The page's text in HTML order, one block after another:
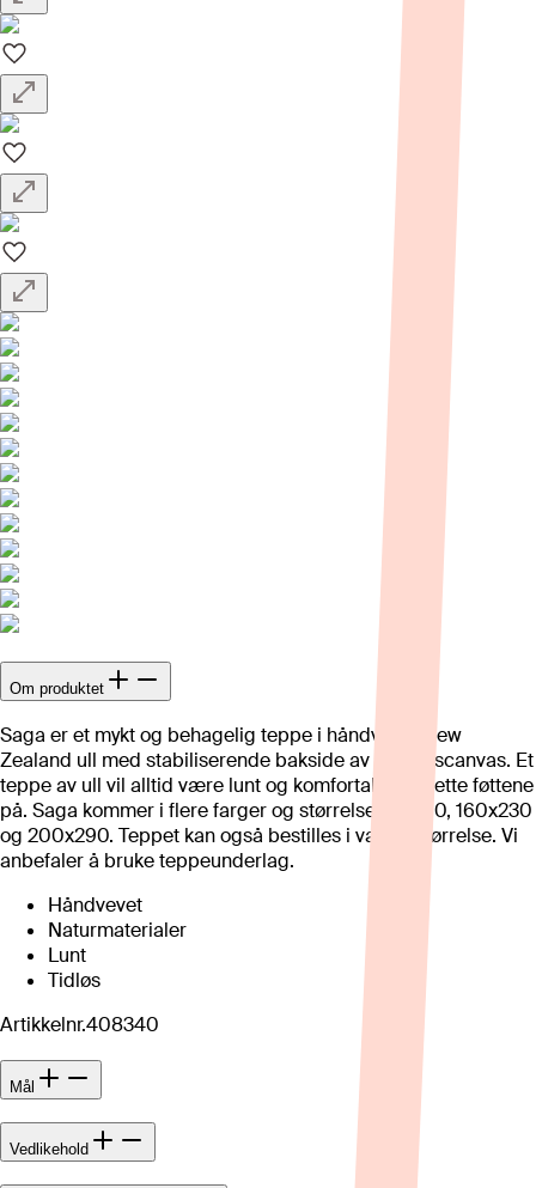
Om produktet
Saga er et mykt og behagelig teppe i håndvevet New
Zealand ull med stabiliserende bakside av bomullscanvas. Et
teppe av ull vil alltid være lunt og komfortabelt å sette føttene
på. Saga kommer i flere farger og størrelse 80x190, 160x230
og 200x290. Teppet kan også bestilles i valgfri størrelse. Vi
anbefaler å bruke teppeunderlag.
Håndvevet
Naturmaterialer
Lunt
Tidløs
Artikkelnr.408340
Mål
Vedlikehold